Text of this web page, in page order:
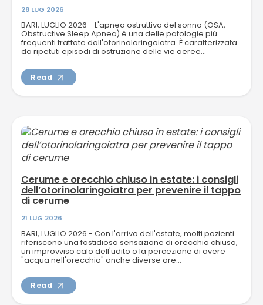
28 LUG 2026
BARI, LUGLIO 2026 - L'apnea ostruttiva del sonno (OSA,
Obstructive Sleep Apnea) è una delle patologie più
frequenti trattate dall'otorinolaringoiatra. È caratterizzata
da ripetuti episodi di ostruzione delle vie aeree...
Read
Cerume e orecchio chiuso in estate: i consigli
dell’otorinolaringoiatra per prevenire il tappo
di cerume
21 LUG 2026
BARI, LUGLIO 2026 - Con l'arrivo dell'estate, molti pazienti
riferiscono una fastidiosa sensazione di orecchio chiuso,
un improvviso calo dell'udito o la percezione di avere
"acqua nell'orecchio" anche diverse ore...
Read